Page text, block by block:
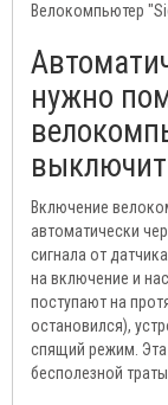
Велокомпьютер
нужно
Включение
автоматически
сигнала от
на включение и
поступают на
остановился),
спящий режим. Эта
бесполезной